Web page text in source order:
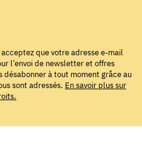
que votre adresse e-mail
l’envoi de newsletter et offres
désabonner à tout moment grâce au
sont adressés. En savoir plus sur